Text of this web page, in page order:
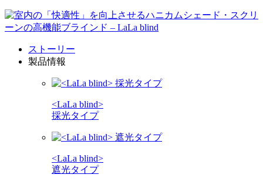
ストーリー
製品情報
<LaLa blind>
採光タイプ
<LaLa blind>
遮光タイプ